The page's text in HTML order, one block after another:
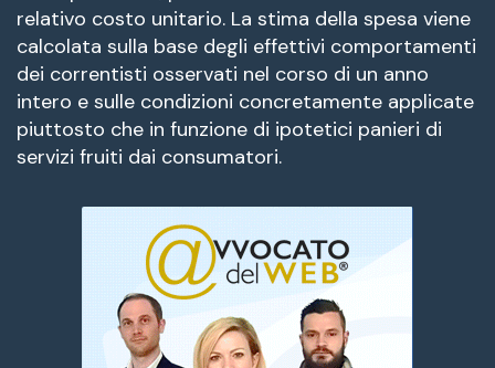
relativo costo unitario. La stima della spesa viene
calcolata sulla base degli effettivi comportamenti
dei correntisti osservati nel corso di un anno
intero e sulle condizioni concretamente applicate
piuttosto che in funzione di ipotetici panieri di
servizi fruiti dai consumatori.